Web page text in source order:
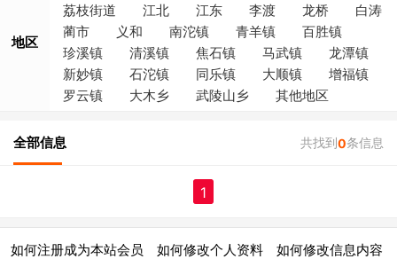
地区
荔枝街道
江北 江东 李渡 龙桥
白涛
蔺市
义和 南沱镇 青羊镇
百胜镇
珍溪镇
清溪镇 焦石镇 马武镇
龙潭镇
新妙镇
石沱镇 同乐镇 大顺镇
增福镇
罗云镇
大木乡 武陵山乡 其他地区
全部信息 共找到0条信息
1
如何注册成为本站会员 如何修改个人资料 如何修改信息内容